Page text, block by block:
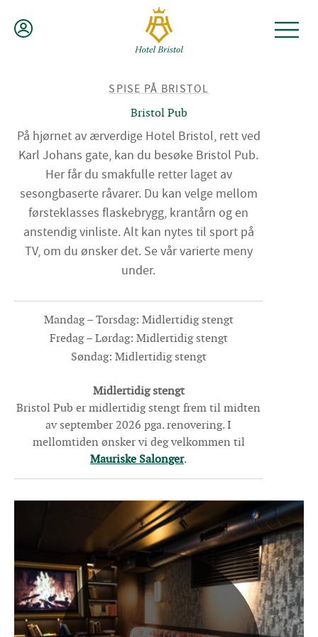
innhold
TILBAKE
SPISE PÅ BRISTOL
Bristol Pub
På hjørnet av ærverdige Hotel Bristol, rett ved
Karl Johans gate, kan du besøke Bristol Pub.
Her får du smakfulle retter laget av
sesongbaserte råvarer. Du kan velge mellom
førsteklasses flaskebrygg, krantårn og en
anstendig vinliste. Alt kan nytes til sport på
TV, om du ønsker det. Se vår varierte meny
under.
Mandag – Torsdag: Midlertidig stengt
Fredag – Lørdag: Midlertidig stengt
Søndag: Midlertidig stengt
Midlertidig stengt
Bristol Pub er midlertidig stengt frem til midten
av september 2026 pga. renovering. I
mellomtiden ønsker vi deg velkommen til
Mauriske Salonger.